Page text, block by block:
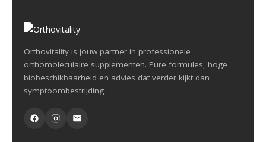
Orthovitality is jouw partner in professionele
orthomoleculaire supplementen. Pure formules, hoge
biobeschikbaarheid en advies dat verder kijkt dan
symptoombestrijding.